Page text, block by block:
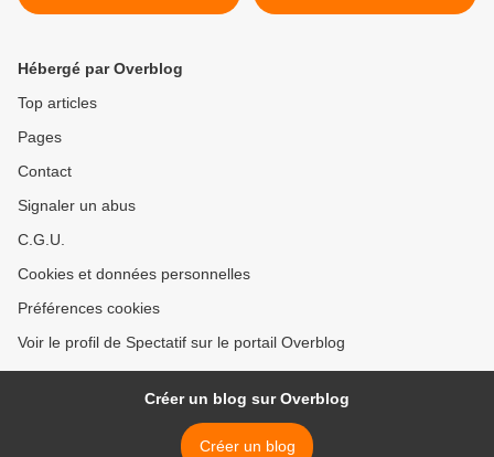
Hébergé par Overblog
Top articles
Pages
Contact
Signaler un abus
C.G.U.
Cookies et données personnelles
Préférences cookies
Voir le profil de Spectatif sur le portail Overblog
Créer un blog sur Overblog
Créer un blog